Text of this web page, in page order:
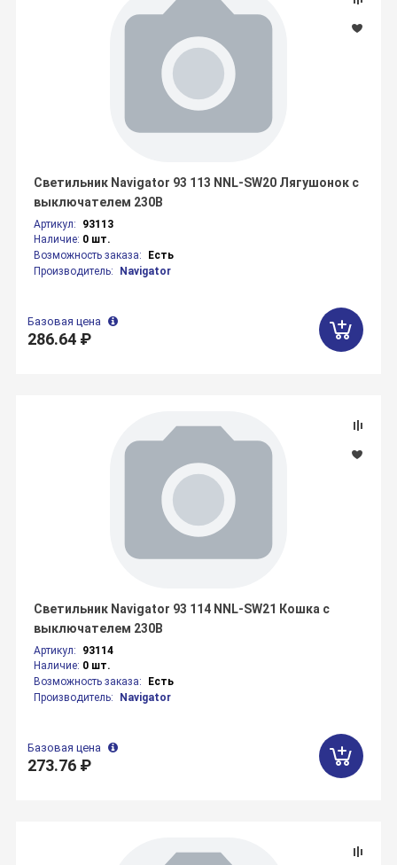
Артикул:
93113
Наличие: 0 шт.
Возможность заказа:
Есть
Производитель:
Navigator
Светильник Navigator 93 113 NNL-SW20 Лягушонок с
выключателем 230В
Базовая цена
286.64 ₽
Артикул:
93114
Наличие: 0 шт.
Возможность заказа:
Есть
Производитель:
Navigator
Светильник Navigator 93 114 NNL-SW21 Кошка с
выключателем 230В
Базовая цена
273.76 ₽